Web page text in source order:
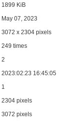
1899 KiB
May 07, 2023
3072 x 2304 pixels
249 times
2
2023:02:23 16:45:05
1
2304 pixels
3072 pixels